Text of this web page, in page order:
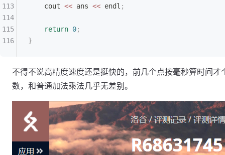
    cout
<< ans << endl ;
    return
0;
}
不得不说高精度速度还是挺快的，前几个点按毫秒算时间才
数，和普通加法乘法几乎无差别。